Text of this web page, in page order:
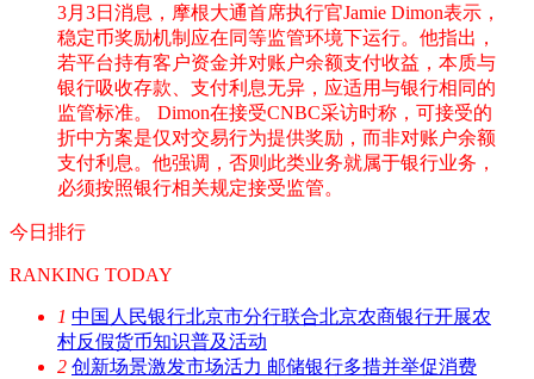
3月3日消息，摩根大通首席执行官Jamie Dimon表示，
稳定币奖励机制应在同等监管环境下运行。他指出，
若平台持有客户资金并对账户余额支付收益，本质与
银行吸收存款、支付利息无异，应适用与银行相同的
监管标准。 Dimon在接受CNBC采访时称，可接受的
折中方案是仅对交易行为提供奖励，而非对账户余额
支付利息。他强调，否则此类业务就属于银行业务，
必须按照银行相关规定接受监管。
今日排行
RANKING TODAY
1 中国人民银行北京市分行联合北京农商银行开展农
村反假货币知识普及活动
2 创新场景激发市场活力 邮储银行多措并举促消费